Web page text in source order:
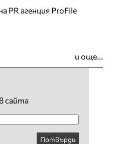
PR агенция ProFile
и още...
сайта
Потвърди